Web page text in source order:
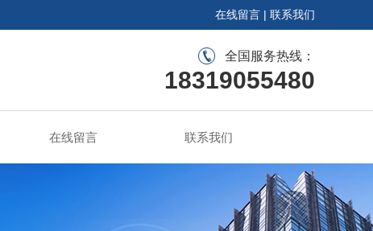
在线留言 | 联系我们
全国服务热线：
18319055480
在线留言 联系我们